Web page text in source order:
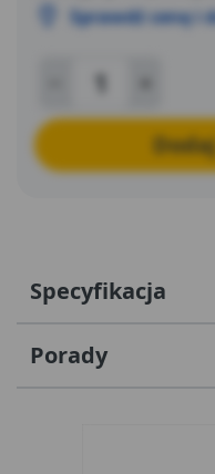
Sprawdź cenę i
Specyfikacja
Porady